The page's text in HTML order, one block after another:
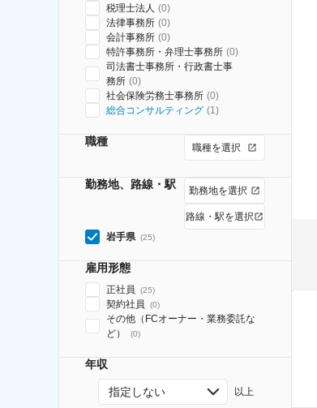
税理士法人 (0)
法律事務所 (0)
会計事務所 (0)
特許事務所・弁理士事務所 (0)
司法書士事務所・行政書士事
務所 (0)
社会保険労務士事務所 (0)
総合コンサルティング (1)
職種 職種を選択
勤務地、路線・駅 勤務地を選択
路線・駅を選択
岩手県 (25)
雇用形態
正社員 (25)
契約社員 (0)
その他（FCオーナー・業務委託な
ど）
(0)
年収
指定しない 以上